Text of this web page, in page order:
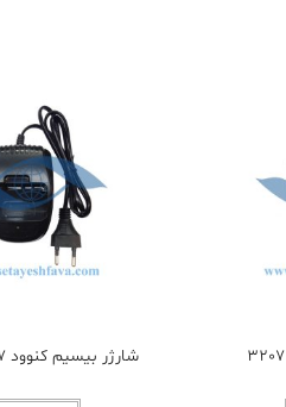
شارژر بیسیم کنوود 3207 پلاس